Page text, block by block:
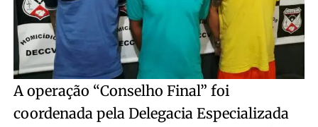
A operação “Conselho Final” foi
coordenada pela Delegacia Especializada